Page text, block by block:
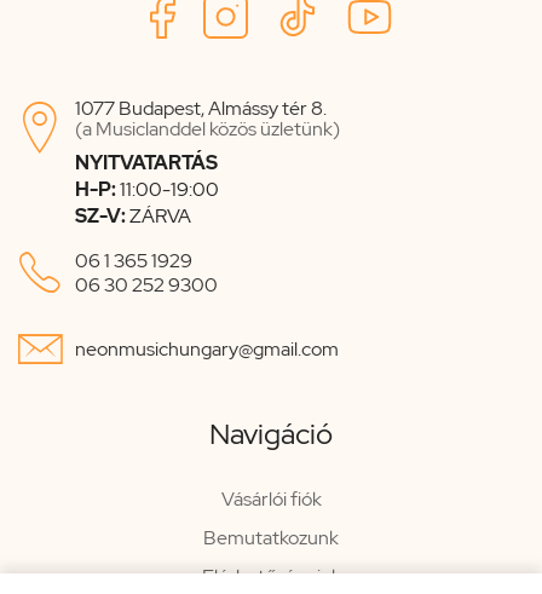

1077 Budapest, Almássy tér 8.
(a Musiclanddel közös üzletünk)
NYITVATARTÁS
H-P:11:00-19:00
SZ-V:ZÁRVA
 06 1 365 1929
06 30 252 9300
 neonmusichungary@gmail.com
Navigáció
Vásárlói fiók
Bemutatkozunk
Elérhetőségeink